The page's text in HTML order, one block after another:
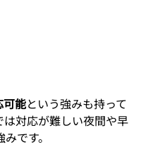
可能という強みも持って
対応が難しい夜間や早
です。